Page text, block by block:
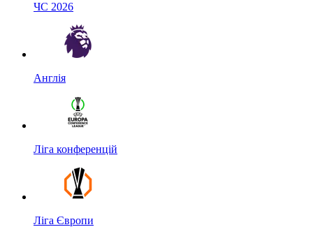
ЧС 2026
Англія
Ліга конференцій
Ліга Європи